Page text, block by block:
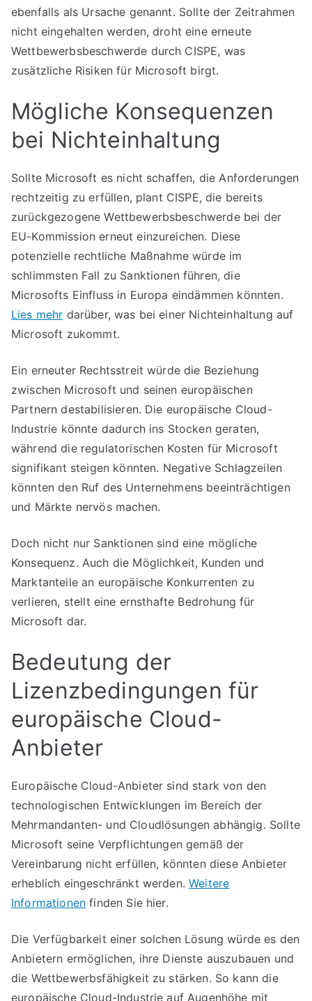
ebenfalls als Ursache genannt. Sollte der Zeitrahmen
nicht eingehalten werden, droht eine erneute
Wettbewerbsbeschwerde durch CISPE, was
zusätzliche Risiken für Microsoft birgt.
Mögliche Konsequenzen
bei Nichteinhaltung
Sollte Microsoft es nicht schaffen, die Anforderungen
rechtzeitig zu erfüllen, plant CISPE, die bereits
zurückgezogene Wettbewerbsbeschwerde bei der
EU-Kommission erneut einzureichen. Diese
potenzielle rechtliche Maßnahme würde im
schlimmsten Fall zu Sanktionen führen, die
Microsofts Einfluss in Europa eindämmen könnten.
Lies mehr darüber, was bei einer Nichteinhaltung auf
Microsoft zukommt.
Ein erneuter Rechtsstreit würde die Beziehung
zwischen Microsoft und seinen europäischen
Partnern destabilisieren. Die europäische Cloud-
Industrie könnte dadurch ins Stocken geraten,
während die regulatorischen Kosten für Microsoft
signifikant steigen könnten. Negative Schlagzeilen
könnten den Ruf des Unternehmens beeinträchtigen
und Märkte nervös machen.
Doch nicht nur Sanktionen sind eine mögliche
Konsequenz. Auch die Möglichkeit, Kunden und
Marktanteile an europäische Konkurrenten zu
verlieren, stellt eine ernsthafte Bedrohung für
Microsoft dar.
Bedeutung der
Lizenzbedingungen für
europäische Cloud-
Anbieter
Europäische Cloud-Anbieter sind stark von den
technologischen Entwicklungen im Bereich der
Mehrmandanten- und Cloudlösungen abhängig. Sollte
Microsoft seine Verpflichtungen gemäß der
Vereinbarung nicht erfüllen, könnten diese Anbieter
erheblich eingeschränkt werden.Weitere
Informationen finden Sie hier.
Die Verfügbarkeit einer solchen Lösung würde es den
Anbietern ermöglichen, ihre Dienste auszubauen und
die Wettbewerbsfähigkeit zu stärken. So kann die
europäische Cloud-Industrie auf Augenhöhe mit